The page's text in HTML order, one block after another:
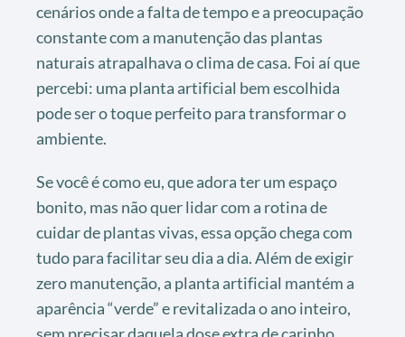
cenários onde a falta de tempo e a preocupação
constante com a manutenção das plantas
naturais atrapalhava o clima de casa. Foi aí que
percebi: uma planta artificial bem escolhida
pode ser o toque perfeito para transformar o
ambiente.
Se você é como eu, que adora ter um espaço
bonito, mas não quer lidar com a rotina de
cuidar de plantas vivas, essa opção chega com
tudo para facilitar seu dia a dia. Além de exigir
zero manutenção, a planta artificial mantém a
aparência “verde” e revitalizada o ano inteiro,